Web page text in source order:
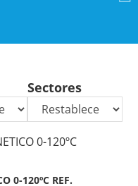
Sectores
0-120ºC REF.